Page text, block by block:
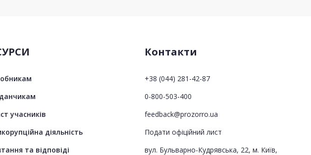
учасників
діяльність
та відповіді
Контакти
+38 (044) 281-42-87
0-800-503-400
feedback@prozorro.ua
Подати офіційний лист
вул. Бульварно-Кудрявська, 22, м. Київ,